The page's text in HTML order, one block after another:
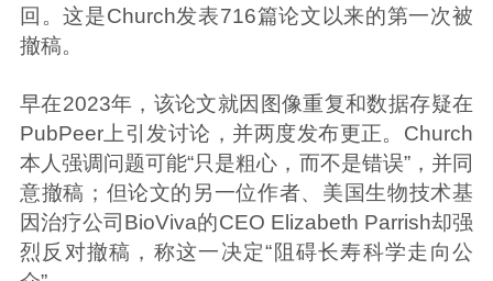
回。这是Church发表716篇论文以来的第一次被
撤稿。
早在2023年，该论文就因图像重复和数据存疑在
PubPeer上引发讨论，并两度发布更正。Church
本人强调问题可能“只是粗心，而不是错误”，并同
意撤稿；但论文的另一位作者、美国生物技术基
因治疗公司BioViva的CEO Elizabeth Parrish却强
烈反对撤稿，称这一决定“阻碍长寿科学走向公